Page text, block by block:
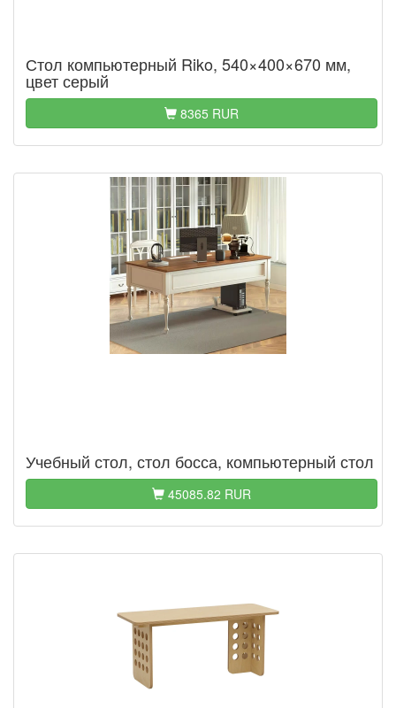
Стол компьютерный Riko, 540×400×670 мм,
цвет серый
8365 RUR
Учебный стол, стол босса, компьютерный стол
45085.82 RUR